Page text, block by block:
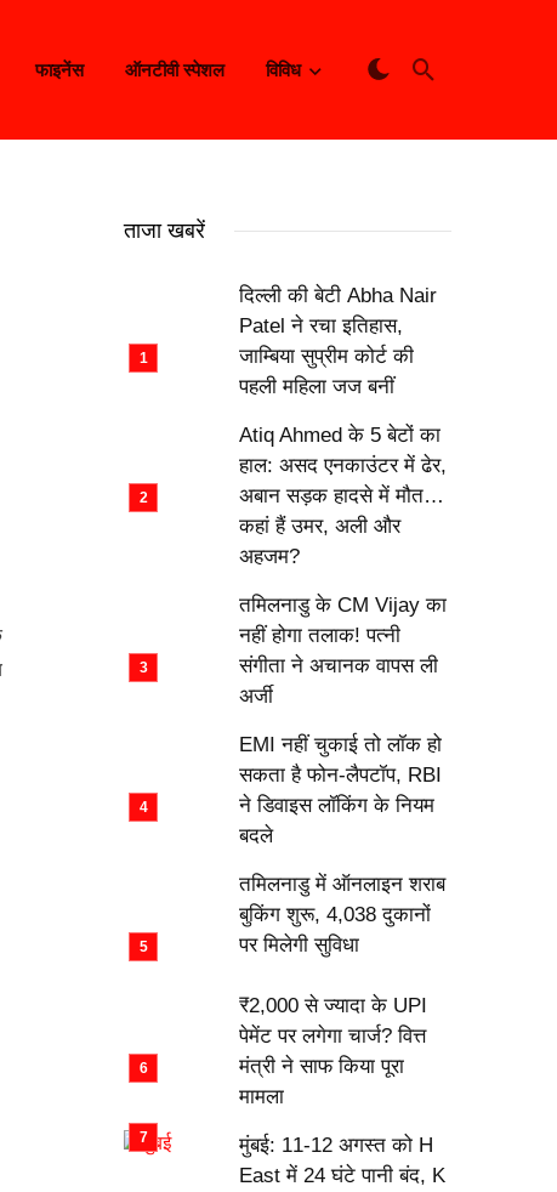
फाइनेंस ऑनटीवी स्पेशल विविध
ताजा खबरें
दिल्ली की बेटी Abha Nair
Patel ने रचा इतिहास,
जाम्बिया सुप्रीम कोर्ट की
पहली महिला जज बनीं
Atiq Ahmed के 5 बेटों का
हाल: असद एनकाउंटर में ढेर,
अबान सड़क हादसे में मौत…
कहां हैं उमर, अली और
अहजम?
तमिलनाडु के CM Vijay का
नहीं होगा तलाक! पत्नी
संगीता ने अचानक वापस ली
अर्जी
EMI नहीं चुकाई तो लॉक हो
सकता है फोन-लैपटॉप, RBI
ने डिवाइस लॉकिंग के नियम
बदले
तमिलनाडु में ऑनलाइन शराब
बुकिंग शुरू, 4,038 दुकानों
पर मिलेगी सुविधा
₹2,000 से ज्यादा के UPI
पेमेंट पर लगेगा चार्ज? वित्त
मंत्री ने साफ किया पूरा
मामला
मुंबई: 11-12 अगस्त को H
East में 24 घंटे पानी बंद, K